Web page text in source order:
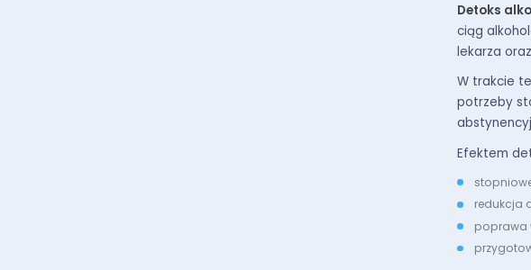
Detoks
ciąg
lekarza
W trakcie
potrzeby
Efektem
redukcja
poprawa